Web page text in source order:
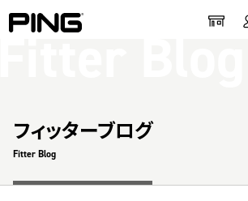
Blog
フィッターブログ
Fitter Blog